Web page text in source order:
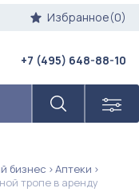
Избранное(0)
+7 (495) 648-88-10
бизнес
Аптеки
тропе в аренду